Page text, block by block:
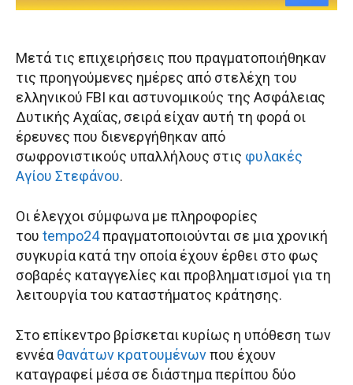
Μετά τις επιχειρήσεις που πραγματοποιήθηκαν
τις προηγούμενες ημέρες από στελέχη του
ελληνικού FBI και αστυνομικούς της Ασφάλειας
Δυτικής Αχαΐας, σειρά είχαν αυτή τη φορά οι
έρευνες που διενεργήθηκαν από
σωφρονιστικούς υπαλλήλους στις φυλακές
Αγίου Στεφάνου.
Οι έλεγχοι σύμφωνα με πληροφορίες
του tempo24πραγματοποιούνται σε μια χρονική
συγκυρία κατά την οποία έχουν έρθει στο φως
σοβαρές καταγγελίες και προβληματισμοί για τη
λειτουργία του καταστήματος κράτησης.
Στο επίκεντρο βρίσκεται κυρίως η υπόθεση των
εννέαθανάτων κρατουμένωνπου έχουν
καταγραφεί μέσα σε διάστημα περίπου δύο